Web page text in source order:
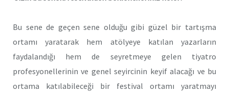
Bu sene de geçen sene olduğu gibi güzel bir tartışma
ortamı yaratarak hem atölyeye katılan yazarların
faydalandığı hem de seyretmeye gelen tiyatro
profesyonellerinin ve genel seyircinin keyif alacağı ve bu
ortama katılabileceği bir festival ortamı yaratmayı